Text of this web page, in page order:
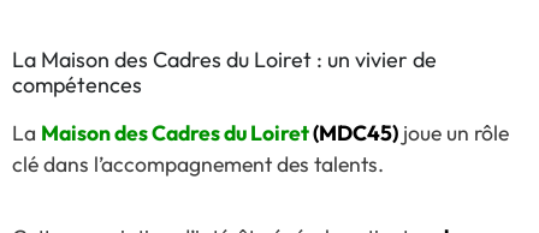
La Maison des Cadres du Loiret : un vivier de
compétences
La Maison des Cadres du Loiret(MDC45) joue un rôle
clé dans l’accompagnement des talents.